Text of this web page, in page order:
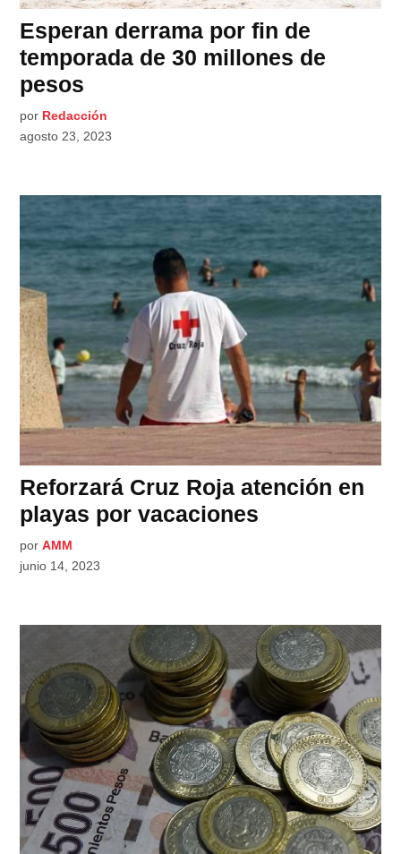
Esperan derrama por fin de
temporada de 30 millones de
pesos
por Redacción
agosto 23, 2023
Reforzará Cruz Roja atención en
playas por vacaciones
por AMM
junio 14, 2023